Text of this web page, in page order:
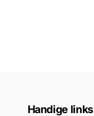
Handige links